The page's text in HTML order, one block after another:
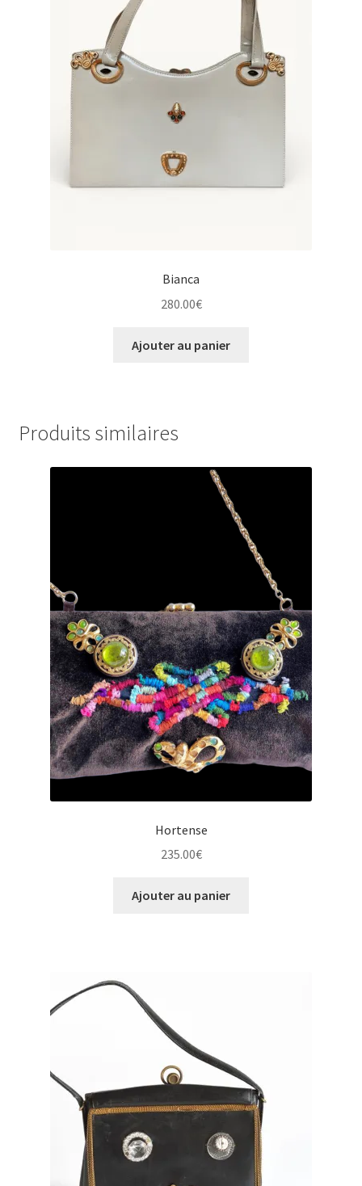
Bianca
280.00€
Ajouter au panier
Produits similaires
Hortense
235.00€
Ajouter au panier